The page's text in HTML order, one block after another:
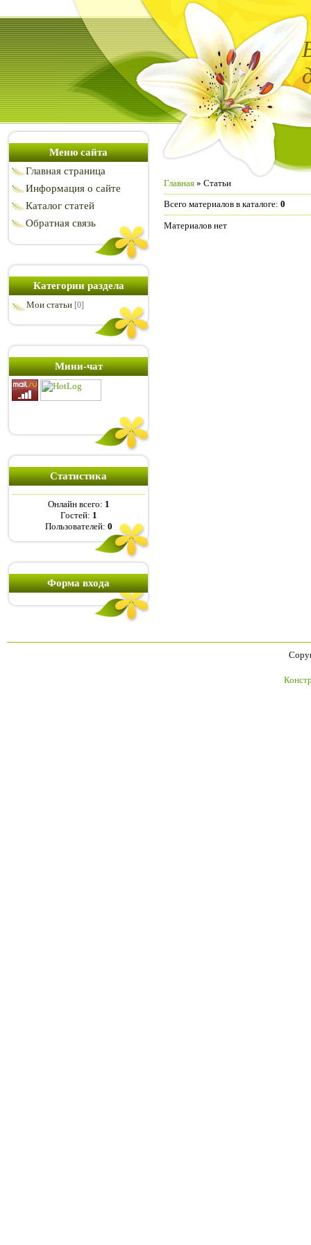
Меню сайта
Главная страница
Информация о сайте
Каталог статей
Обратная связь
Категории раздела
Мои статьи [0]
Мини-чат
Статистика
Онлайн всего: 1
Гостей: 1
Пользователей: 0
Форма входа
Главная » Статьи
Всего материалов в каталоге: 0
Материалов нет